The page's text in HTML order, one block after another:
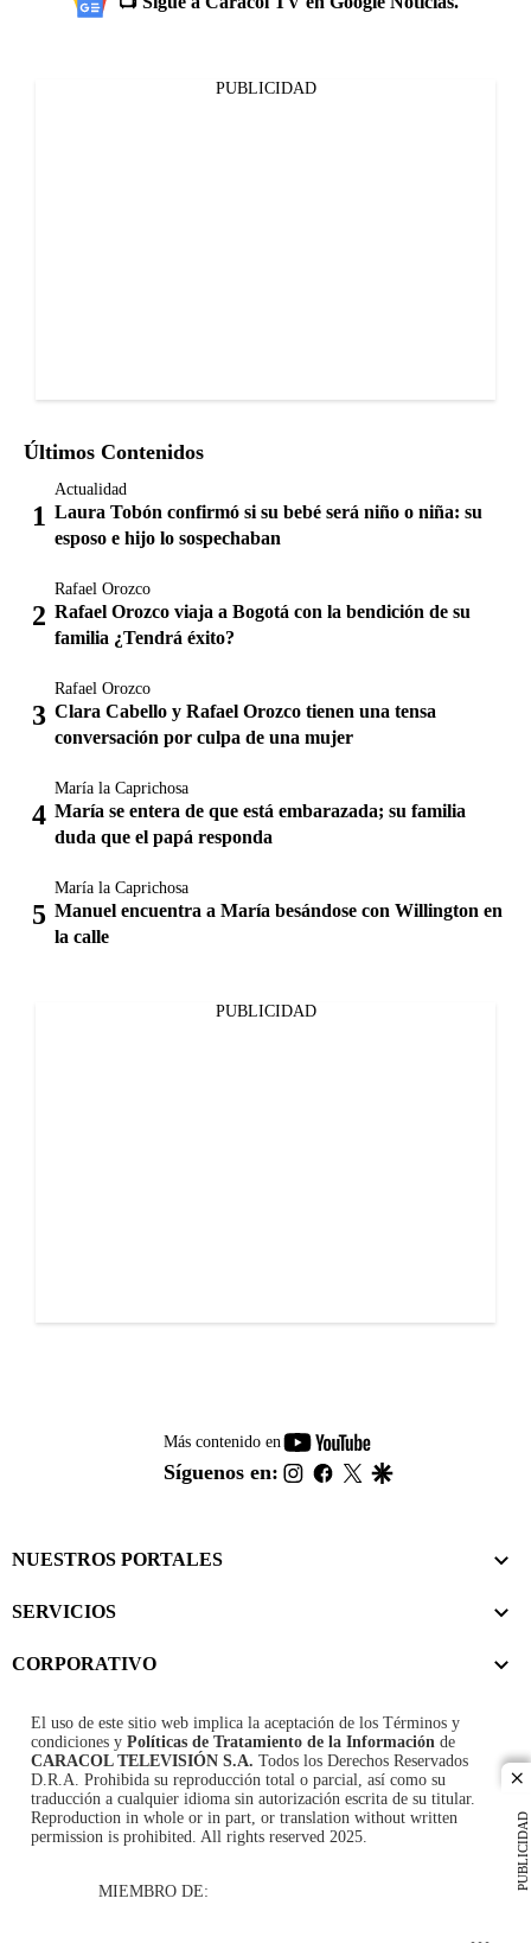
PUBLICIDAD
PUBLICIDAD
Últimos Contenidos
Actualidad
Laura Tobón confirmó si su bebé será niño o niña: su
esposo e hijo lo sospechaban
Rafael Orozco
Rafael Orozco viaja a Bogotá con la bendición de su
familia ¿Tendrá éxito?
Rafael Orozco
Clara Cabello y Rafael Orozco tienen una tensa
conversación por culpa de una mujer
María la Caprichosa
María se entera de que está embarazada; su familia
duda que el papá responda
María la Caprichosa
Manuel encuentra a María besándose con Willington en
la calle
PUBLICIDAD
Más contenido en
youtube-
footer
Síguenos en: instagram
facebook
twitter
NUESTROS PORTALES
SERVICIOS
CORPORATIVO
El uso de este sitio web implica la aceptación de los Términos y
condiciones y Políticas de Tratamiento de la Información de
CARACOL TELEVISIÓN S.A. Todos los Derechos Reservados
D.R.A. Prohibida su reproducción total o parcial, así como su
traducción a cualquier idioma sin autorización escrita de su titular.
Reproduction in whole or in part, or translation without written
permission is prohibited. All rights reserved 2025.
MIEMBRO DE: